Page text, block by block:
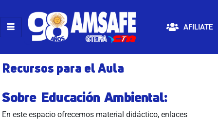
AFILIATE
Recursos para el Aula
Sobre Educación Ambiental:
En este espacio ofrecemos material didáctico, enlaces